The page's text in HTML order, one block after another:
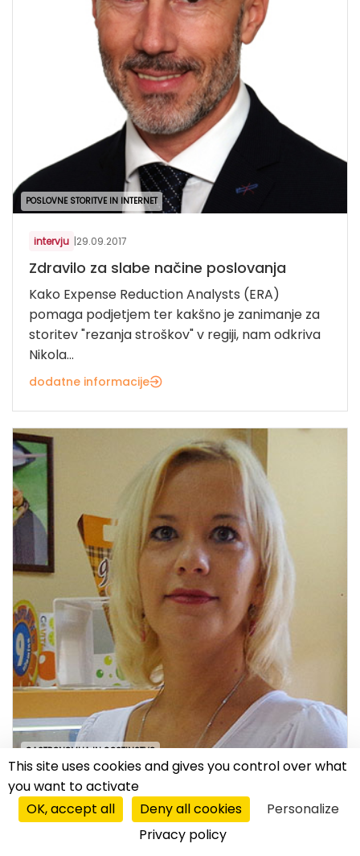
POSLOVNE STORITVE IN INTERNET
intervju |29.09.2017
Zdravilo za slabe načine poslovanja
Kako Expense Reduction Analysts (ERA)
pomaga podjetjem ter kakšno je zanimanje za
storitev "rezanja stroškov" v regiji, nam odkriva
Nikola...
dodatne informacije
GASTRONOMIJA IN GOSTINSTVO
intervju |11.09.2017
Franšiza brez nadomestil
Kaj potrebujemo za zagon Mini Pani franšize in
This site uses cookies and gives you control over what
you want to activate
OK, accept all
Deny all cookies
Personalize
Privacy policy